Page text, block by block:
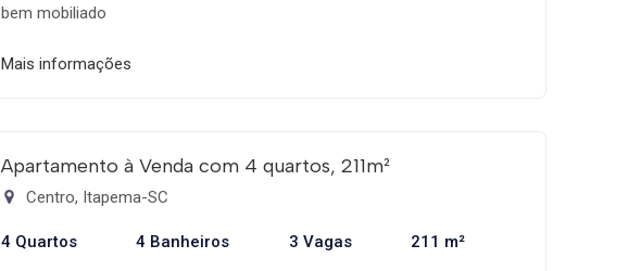
bem mobiliado
Mais informações
Apartamento à Venda com 4 quartos, 211m²
Centro, Itapema-SC
4 Quartos 4 Banheiros 3 Vagas 211 m²